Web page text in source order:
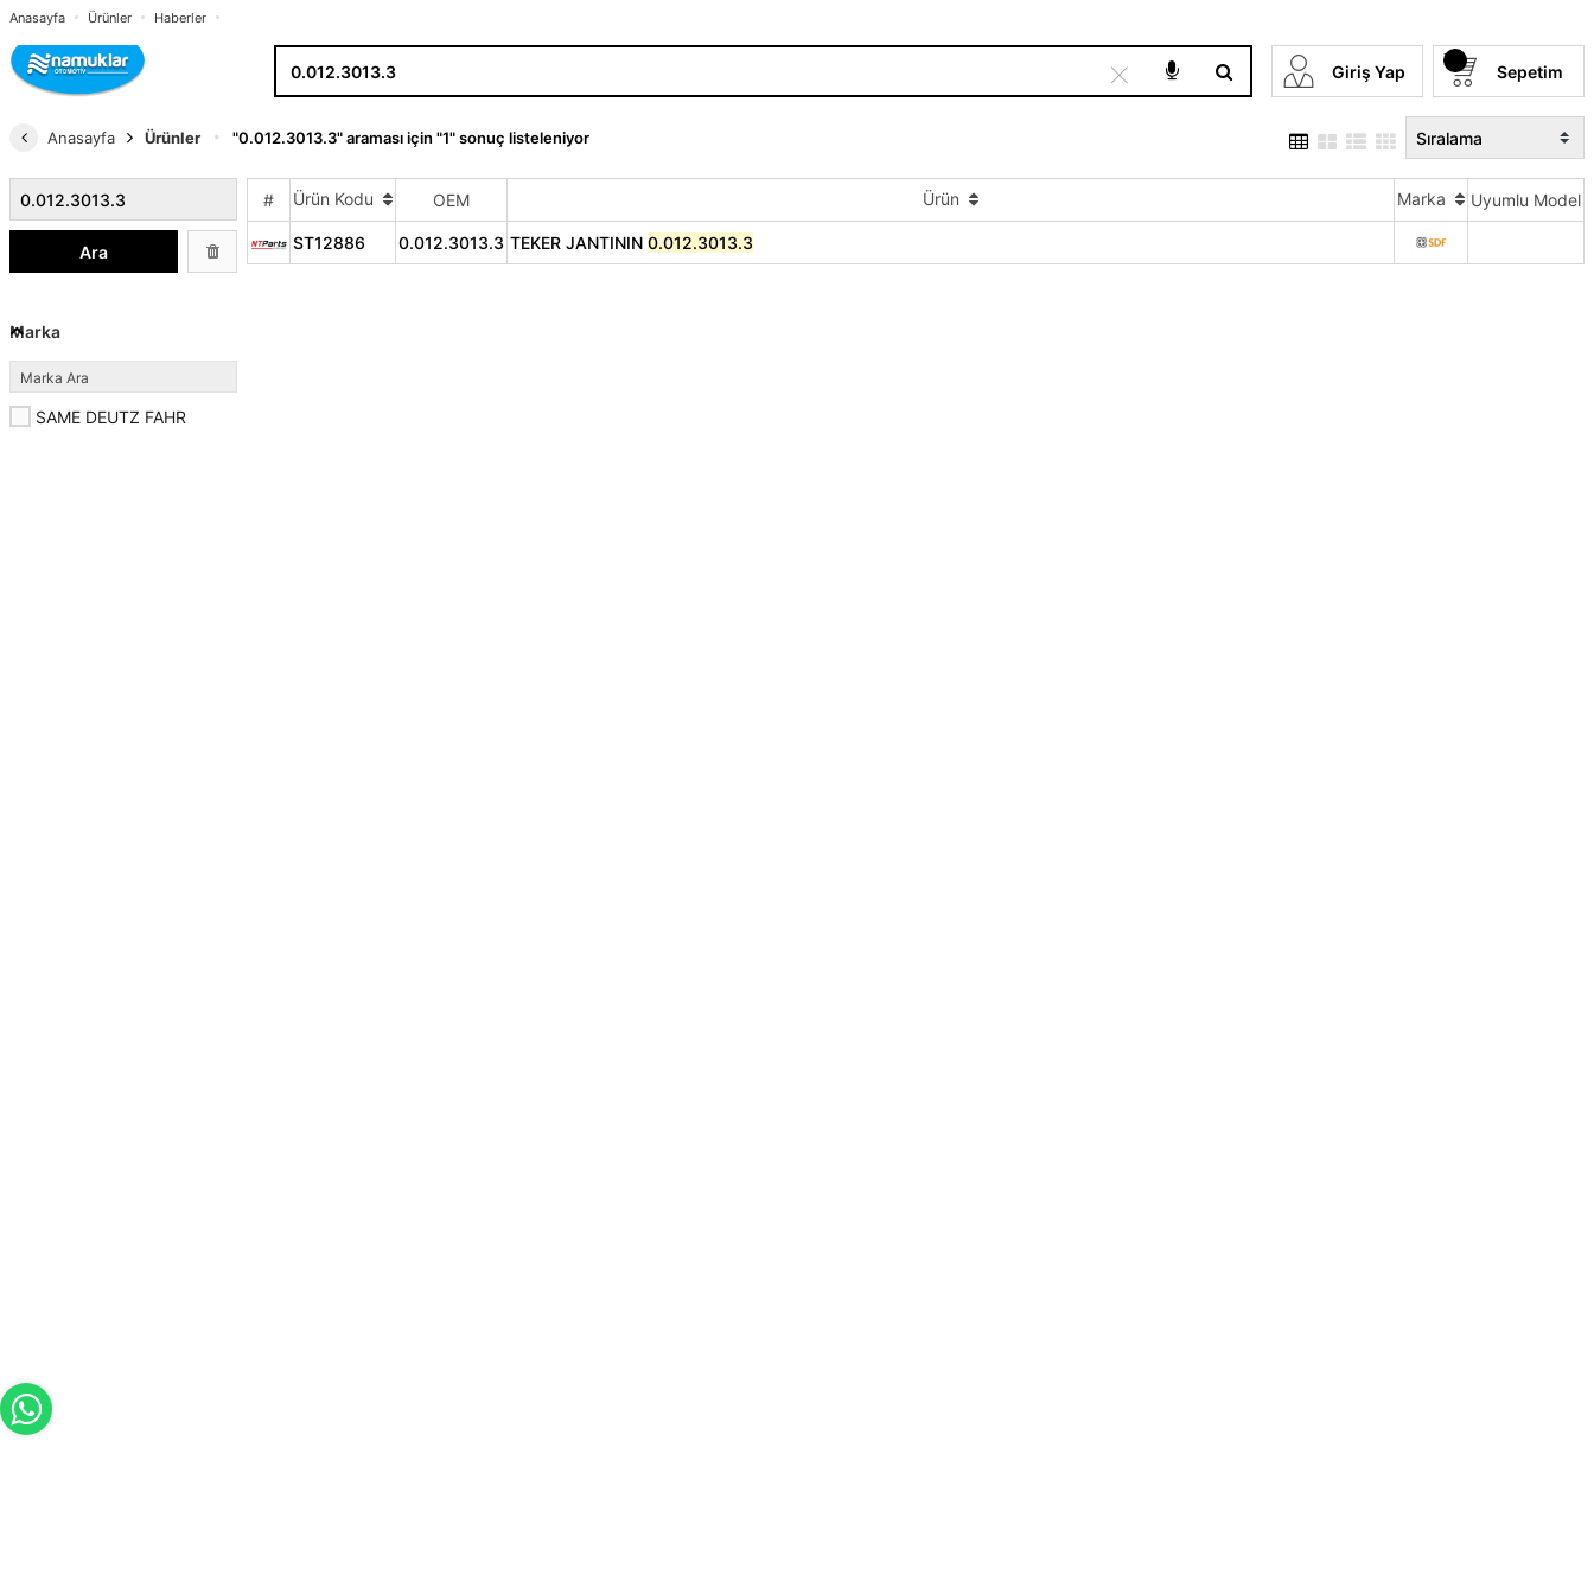
Anasayfa Ürünler Haberler
× Giriş Yap Sepetim
Anasayfa Ürünler "0.012.3013.3" araması için "1" sonuç listeleniyor
Ara
Marka
SAME DEUTZ FAHR
# Ürün Kodu OEM Ürün Marka Uyumlu Model
ST12886 0.012.3013.3 TEKER JANTININ 0.012.3013.3